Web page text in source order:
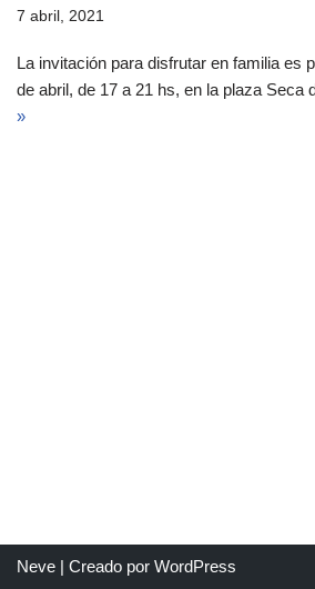
7 abril, 2021
La invitación para disfrutar en familia es
de abril, de 17 a 21 hs, en la plaza Seca
»
Neve | Creado por WordPress